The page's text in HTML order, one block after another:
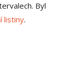
Byl
listiny.